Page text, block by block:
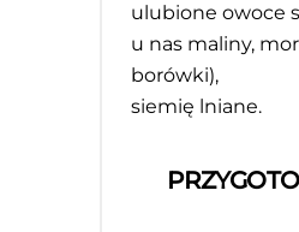
ulubione owoce
u nas maliny,
borówki),
siemię lniane.